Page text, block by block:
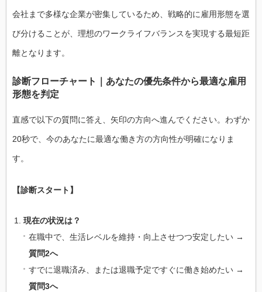
会社まで多様な企業が密集しているため、戦略的に雇用形態を選
び分けることが、理想のワークライフバランスを実現する最短距
離となります。
診断フローチャート｜あなたの優先条件から最適な雇用
形態を判定
直感で以下の質問に答え、矢印の方向へ進んでください。わずか
20秒で、今のあなたに最適な働き方の方向性が明確になりま
す。
【診断スタート】
現在の状況は？
在職中で、生活レベルを維持・向上させつつ安定したい →
質問2へ
すでに退職済み、または退職予定ですぐに働き始めたい →
質問3へ